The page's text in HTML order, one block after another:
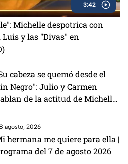
3:42
Michelle despotrica con
y las "Divas" en
cabeza se quemó desde el
Negro": Julio y Carmen
de la actitud de Michelle
agosto, 2026
hermana me quiere para ella |
del 7 de agosto 2026